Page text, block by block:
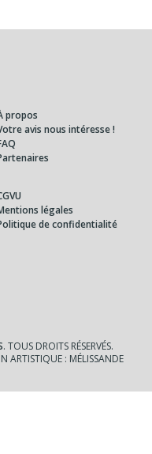
propos
avis nous intéresse !
légales
de confidentialité
. TOUS DROITS RÉSERVÉS.
ARTISTIQUE : MÉLISSANDE